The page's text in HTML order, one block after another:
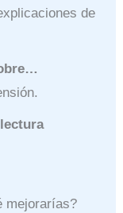
de
mejorarías?